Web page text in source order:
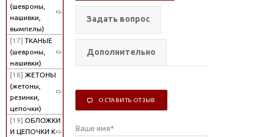
(шевроны,
нашивки,
вымпелы)
[17] ТКАНЫЕ
(шевроны,
нашивки)
[18] ЖЕТОНЫ
(жетоны,
резинки,
цепочки)
[19] ОБЛОЖКИ
И ЦЕПОЧКИ К
Задать вопрос
Дополнительно
ОСТАВИТЬ ОТЗЫВ
Ваше имя*